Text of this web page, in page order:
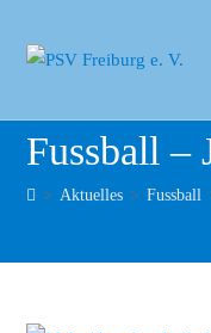
Fussball –
> Aktuelles > Fussball